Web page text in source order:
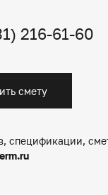
216-61-60
смету
спецификации,